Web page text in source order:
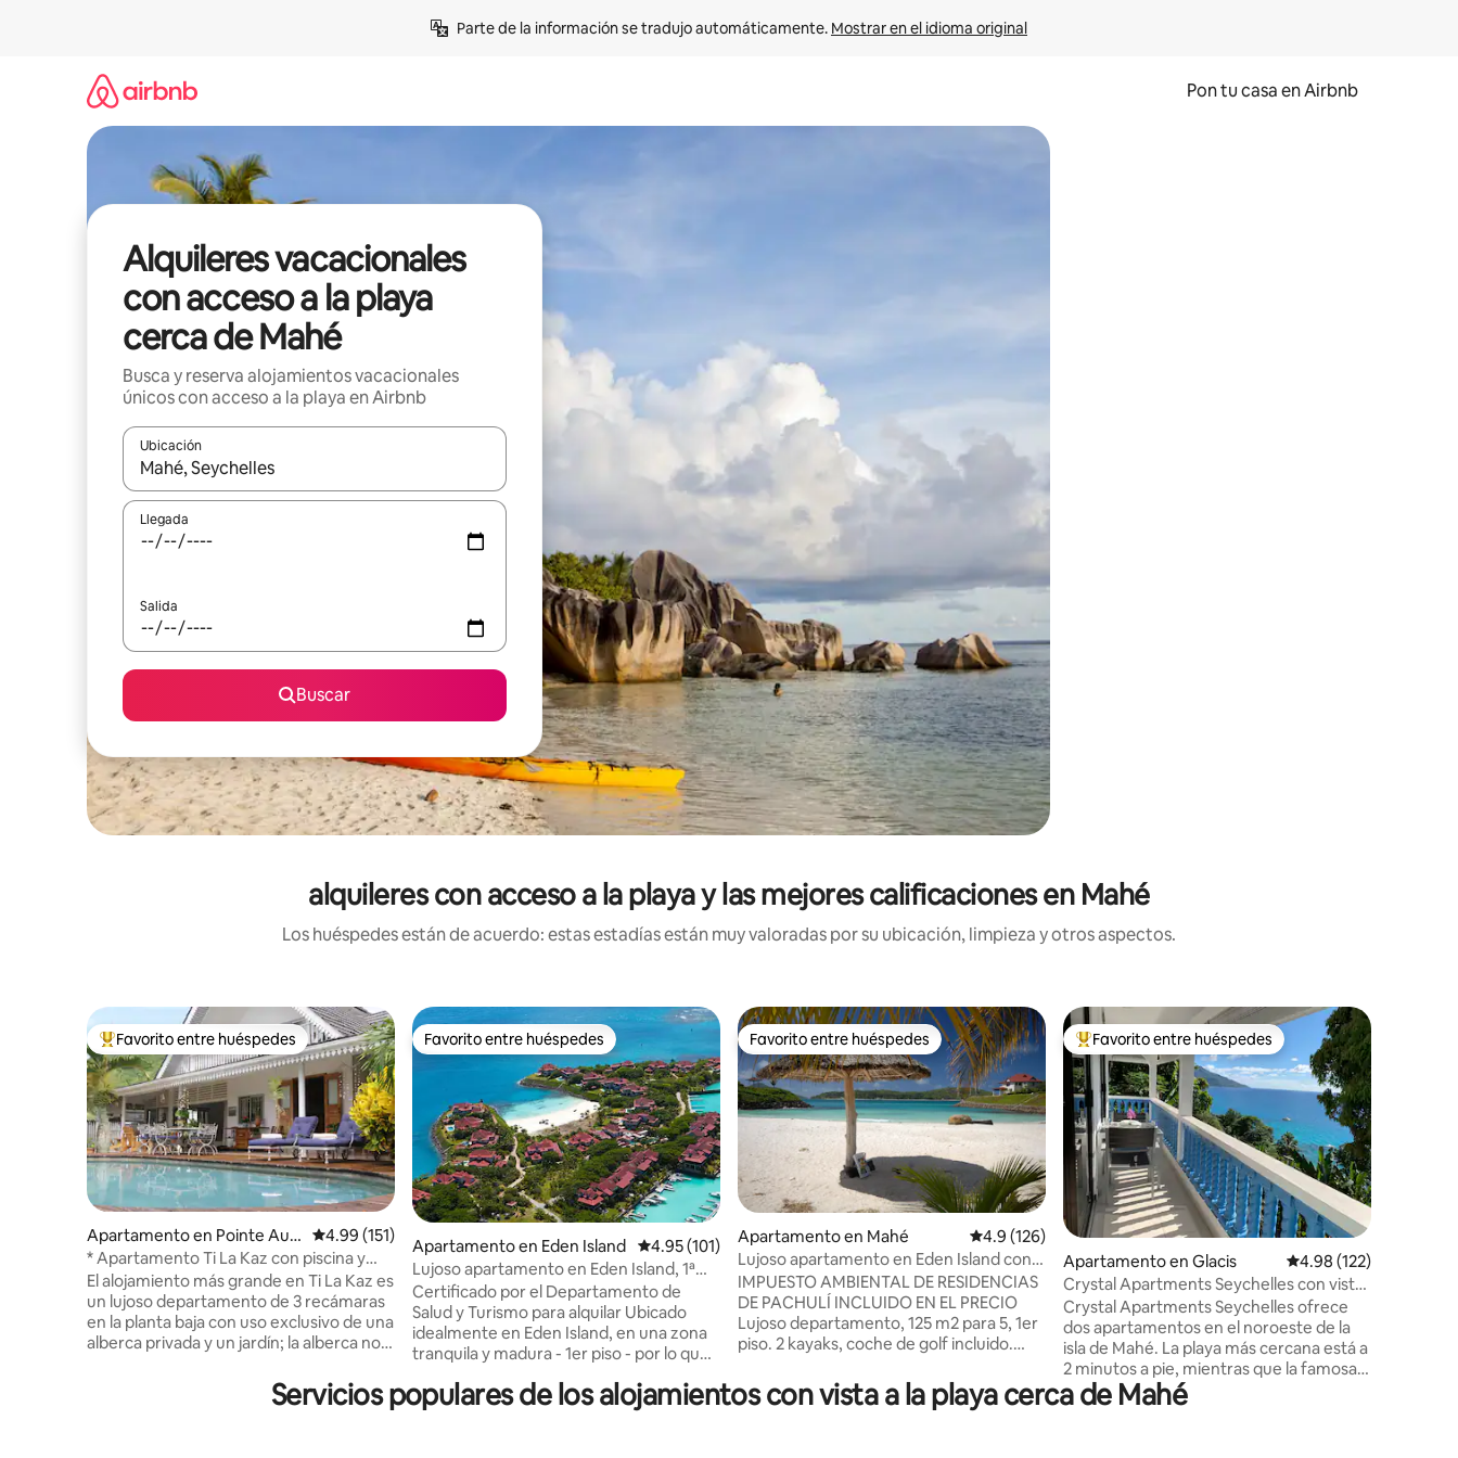
Parte de la información se tradujo automáticamente. Mostrar en el idioma original
Pon tu casa en Airbnb
Alquileres vacacionales
con acceso a la playa
cerca de Mahé
Busca y reserva alojamientos vacacionales
únicos con acceso a la playa en Airbnb
Ubicación
Cuando los resultados estén disponibles, navega con las teclas de flecha hacia arriba y hacia abajo o explora con el tacto o desliza el dedo.
Llegada
Salida
Buscar
alquileres con acceso a la playa y las mejores calificaciones en Mahé
Los huéspedes están de acuerdo: estas estadías están muy valoradas por su ubicación, limpieza y otros aspectos.
Favorito entre huéspedes preferido
Favorito entre huéspedes
Apartamento en Pointe Au S
el
Calificación promedio: 4.99 de 5, 151 reseñas
4.99 (151)
* Apartamento Ti La Kaz con piscina y
duchas exteriores con vistas al mar.
El alojamiento más grande en Ti La Kaz es
un lujoso departamento de 3 recámaras
en la planta baja con uso exclusivo de una
alberca privada y un jardín; la alberca no
Diseñada en estilo criollo colonial con un
toque moderno de casa de playa. Con
Favorito entre huéspedes
Favorito entre huéspedes
Apartamento en Eden Island Calificación promedio: 4.95 de 5, 101 reseñas
4.95 (101)
Lujoso apartamento en Eden Island, 1ª
planta, seguro y tranquilo, cerca de la
piscina
Certificado por el Departamento de
Salud y Turismo para alquilar Ubicado
idealmente en Eden Island, en una zona
tranquila y madura - 1er piso - por lo que
acceso a aguas abiertas - vista a la bahía -
Amplia cocina abierta + sala de estar que
Favorito entre huéspedes
Favorito entre huéspedes
Apartamento en Mahé Calificación promedio: 4.9 de 5, 126 reseñas
4.9 (126)
Lujoso apartamento en Eden Island con
carrito de golf y 2 kayaks
IMPUESTO AMBIENTAL DE RESIDENCIAS
DE PACHULÍ INCLUIDO EN EL PRECIO
Lujoso departamento, 125 m2 para 5, 1er
piso. 2 kayaks, coche de golf incluido.
cuenca, la mejor ubicación (lejos del
puerto deportivo) Internet ilimitado, 60
Favorito entre huéspedes preferido
Favorito entre huéspedes
Apartamento en Glacis Calificación promedio:
4.98 (122)
Crystal Apartments Seychelles con vistas
al mar y planta superior
Crystal Apartments Seychelles ofrece
dos apartamentos en el noroeste de la
isla de Mahé. La playa más cercana está a
2 minutos a pie, mientras que la famosa
playa de Beau Vallon está a solo 5
minutos en coche. Los apartamentos
Servicios populares de los alojamientos con vista a la playa cerca de Mahé